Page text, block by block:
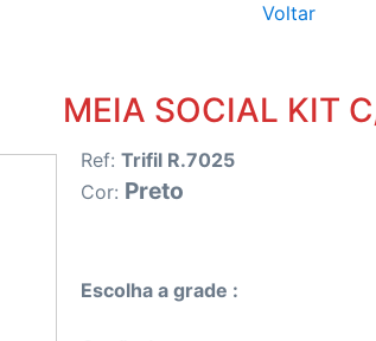
Voltar
MEIA SOCIAL KIT
Ref: Trifil R.7025
Cor: Preto
Escolha a grade :